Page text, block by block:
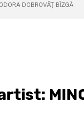
DOBROVĂŢ BÎZGĂ